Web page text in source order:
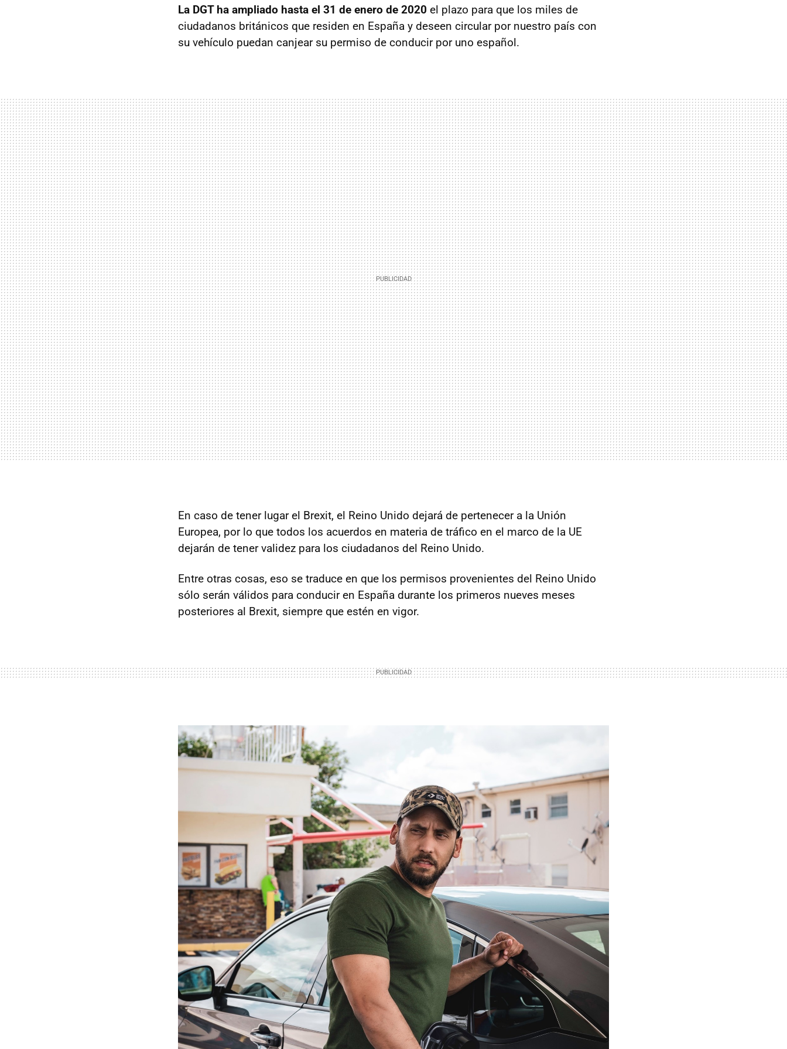
La DGT ha ampliado hasta el 31 de enero de 2020 el plazo para que los miles de
ciudadanos británicos que residen en España y deseen circular por nuestro país con
su vehículo puedan canjear su permiso de conducir por uno español.
En caso de tener lugar el Brexit, el Reino Unido dejará de pertenecer a la Unión
Europea, por lo que todos los acuerdos en materia de tráfico en el marco de la UE
dejarán de tener validez para los ciudadanos del Reino Unido.
Entre otras cosas, eso se traduce en que los permisos provenientes del Reino Unido
sólo serán válidos para conducir en España durante los primeros nueves meses
posteriores al Brexit, siempre que estén en vigor.